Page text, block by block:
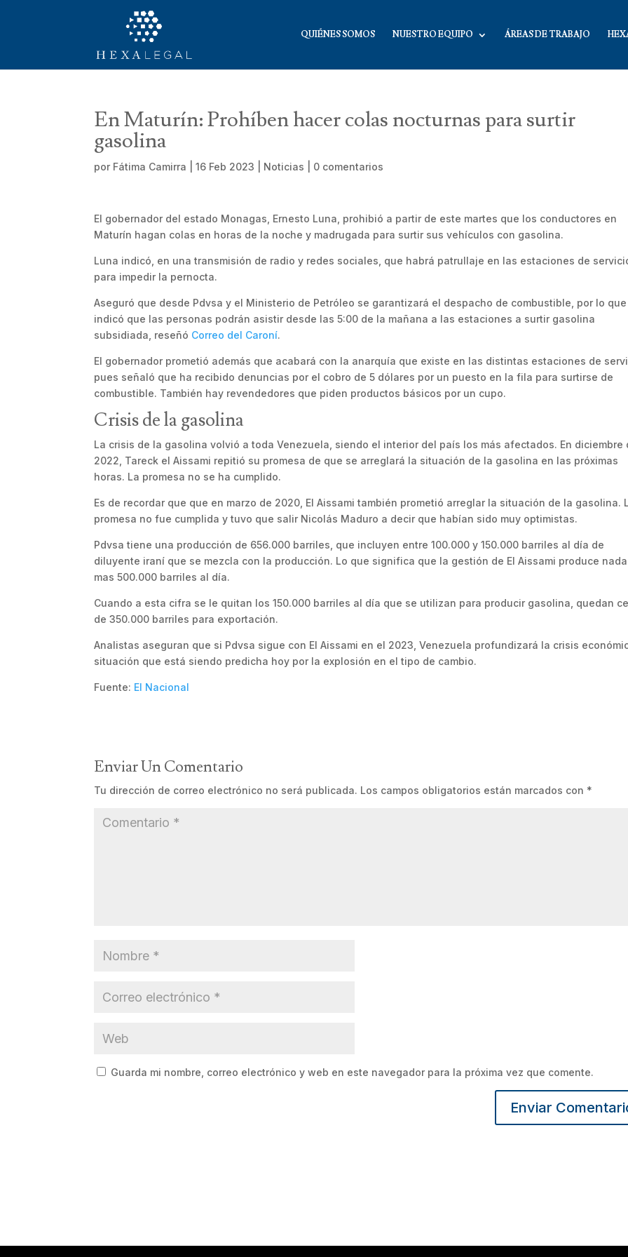
QUIÉNES SOMOS NUESTRO EQUIPO ÁREAS DE TRABAJO
En Maturín: Prohíben hacer colas nocturnas para surtir
gasolina
por Fátima Camirra |16 Feb 2023 Noticias 0 comentarios
El gobernador del estado Monagas, Ernesto Luna, prohibió a partir de este martes que los conductores en
Maturín hagan colas en horas de la noche y madrugada para surtir sus vehículos con gasolina.
Luna indicó, en una transmisión de radio y redes sociales, que habrá patrullaje en las estaciones de
para impedir la pernocta.
Aseguró que desde Pdvsa y el Ministerio de Petróleo se garantizará el despacho de combustible, por lo que
indicó que las personas podrán asistir desde las 5:00 de la mañana a las estaciones a surtir gasolina
subsidiada, reseñó Correo del Caroní.
El gobernador prometió además que acabará con la anarquía que existe en las distintas estaciones de
pues señaló que ha recibido denuncias por el cobro de 5 dólares por un puesto en la fila para surtirse de
combustible. También hay revendedores que piden productos básicos por un cupo.
Crisis de la gasolina
La crisis de la gasolina volvió a toda Venezuela, siendo el interior del país los más afectados. En diciembre
2022, Tareck el Aissami repitió su promesa de que se arreglará la situación de la gasolina en las próximas
horas. La promesa no se ha cumplido.
Es de recordar que que en marzo de 2020, El Aissami también prometió arreglar la situación de la gasolina.
promesa no fue cumplida y tuvo que salir Nicolás Maduro a decir que habían sido muy optimistas.
Pdvsa tiene una producción de 656.000 barriles, que incluyen entre 100.000 y 150.000 barriles al día de
diluyente iraní que se mezcla con la producción. Lo que significa que la gestión de El Aissami produce nada
mas 500.000 barriles al día.
Cuando a esta cifra se le quitan los 150.000 barriles al día que se utilizan para producir gasolina, quedan
de 350.000 barriles para exportación.
Analistas aseguran que si Pdvsa sigue con El Aissami en el 2023, Venezuela profundizará la crisis
situación que está siendo predicha hoy por la explosión en el tipo de cambio.
Fuente: El Nacional
Enviar Un Comentario
Tu dirección de correo electrónico no será publicada. Los campos obligatorios están marcados con *
Guarda mi nombre, correo electrónico y web en este navegador para la próxima vez que comente.